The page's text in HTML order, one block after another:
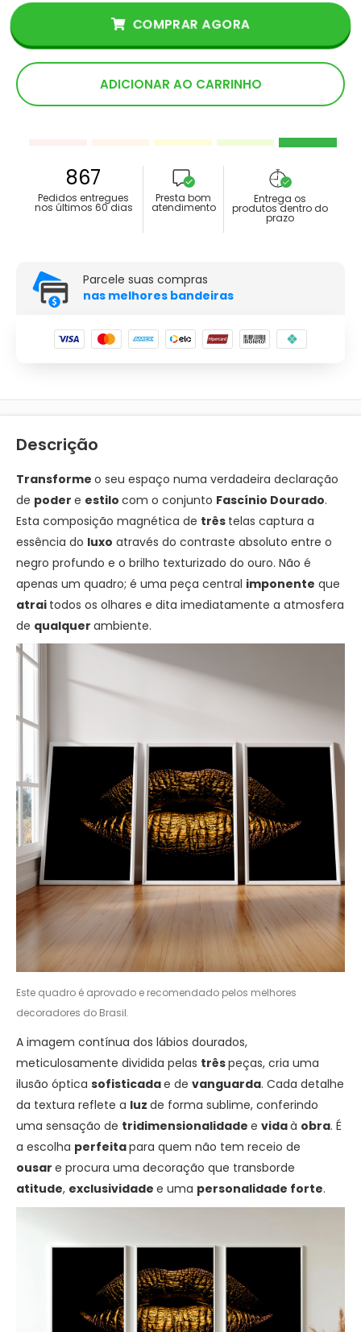
ADICIONAR AO CARRINHO
COMPRAR AGORA
867
Pedidos entregues
nos últimos 60 dias
Presta bom
atendimento
Entrega os
produtos dentro do
prazo
Parcele suas compras
nas melhores bandeiras
Descrição
Transforme o seu espaço numa verdadeira declaração
de poder e estilo com o conjunto Fascínio Dourado.
Esta composição magnética de três telas captura a
essência do luxo através do contraste absoluto entre o
negro profundo e o brilho texturizado do ouro. Não é
apenas um quadro; é uma peça central imponente que
atrai todos os olhares e dita imediatamente a atmosfera
de qualquer ambiente.
Este quadro é aprovado e recomendado pelos melhores
decoradores do Brasil.
A imagem contínua dos lábios dourados,
meticulosamente dividida pelas trêspeças, cria uma
ilusão óptica sofisticadae de vanguarda. Cada detalhe
da textura reflete a luz de forma sublime, conferindo
uma sensação de tridimensionalidade e vidaà obra. É
a escolha perfeitapara quem não tem receio de
ousar e procura uma decoração que transborde
atitude, exclusividade e uma personalidade forte.